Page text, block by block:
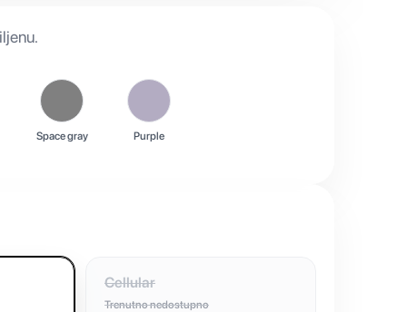
Space gray Purple
Cellular
Trenutno nedostupno